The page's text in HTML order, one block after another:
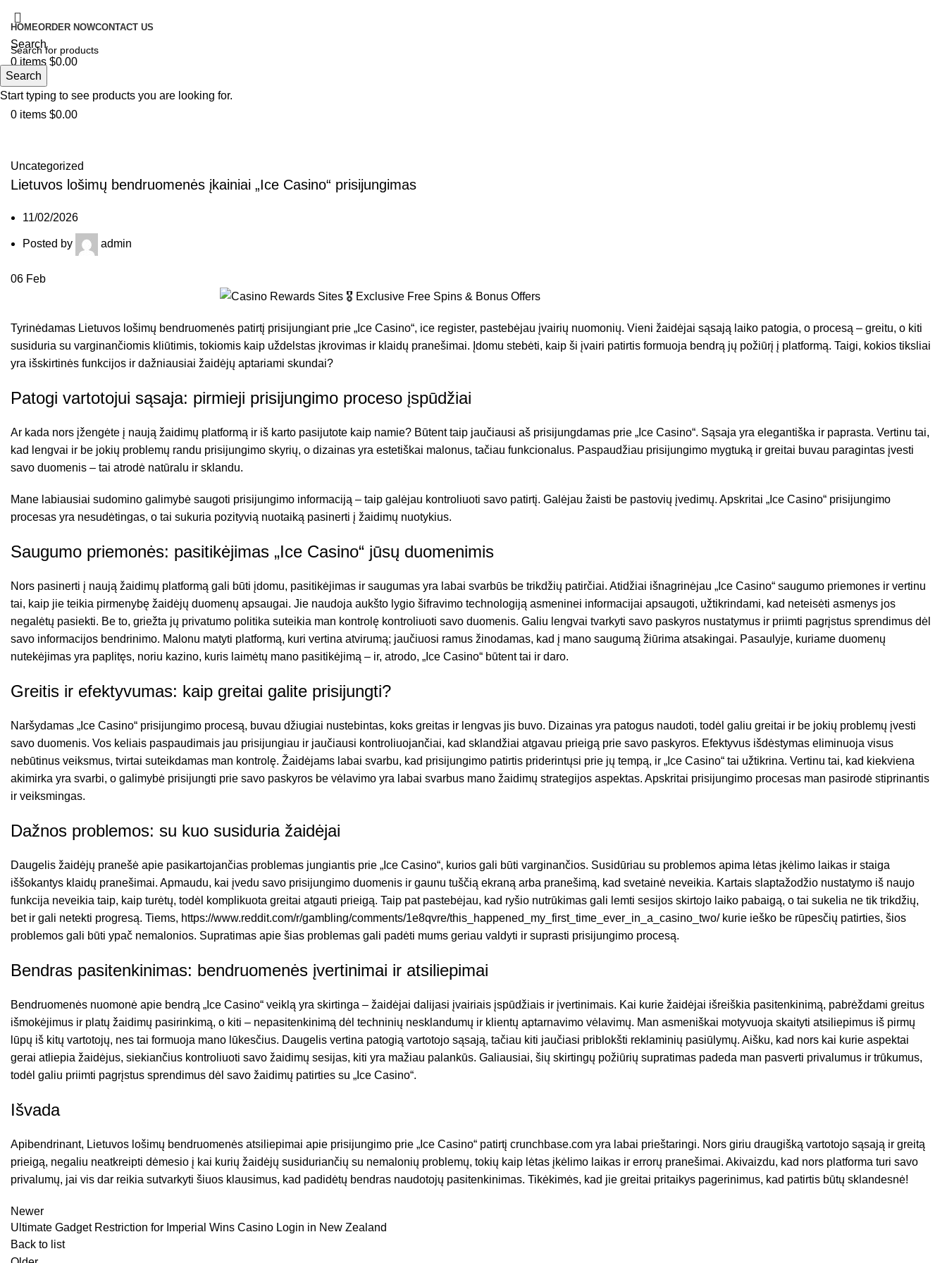
HOMEORDER NOWCONTACT US
Search
0 items $0.00
Menu
0 items $0.00
Uncategorized
Lietuvos lošimų bendruomenės įkainiai „Ice Casino“ prisijungimas
11/02/2026
Posted by admin
06 Feb
Tyrinėdamas Lietuvos lošimų bendruomenės patirtį prisijungiant prie „Ice Casino“, ice register, pastebėjau įvairių nuomonių. Vieni žaidėjai sąsają laiko patogia, o procesą – greitu, o kiti
susiduria su varginančiomis kliūtimis, tokiomis kaip uždelstas įkrovimas ir klaidų pranešimai. Įdomu stebėti, kaip ši įvairi patirtis formuoja bendrą jų požiūrį į platformą. Taigi, kokios tiksliai
yra išskirtinės funkcijos ir dažniausiai žaidėjų aptariami skundai?
Patogi vartotojui sąsaja: pirmieji prisijungimo proceso įspūdžiai
Ar kada nors įžengėte į naują žaidimų platformą ir iš karto pasijutote kaip namie? Būtent taip jaučiausi aš prisijungdamas prie „Ice Casino“. Sąsaja yra elegantiška ir paprasta. Vertinu tai,
kad lengvai ir be jokių problemų randu prisijungimo skyrių, o dizainas yra estetiškai malonus, tačiau funkcionalus. Paspaudžiau prisijungimo mygtuką ir greitai buvau paragintas įvesti
savo duomenis – tai atrodė natūralu ir sklandu.
Mane labiausiai sudomino galimybė saugoti prisijungimo informaciją – taip galėjau kontroliuoti savo patirtį. Galėjau žaisti be pastovių įvedimų. Apskritai „Ice Casino“ prisijungimo
procesas yra nesudėtingas, o tai sukuria pozityvią nuotaiką pasinerti į žaidimų nuotykius.
Saugumo priemonės: pasitikėjimas „Ice Casino“ jūsų duomenimis
Nors pasinerti į naują žaidimų platformą gali būti įdomu, pasitikėjimas ir saugumas yra labai svarbūs be trikdžių patirčiai. Atidžiai išnagrinėjau „Ice Casino“ saugumo priemones ir vertinu
tai, kaip jie teikia pirmenybę žaidėjų duomenų apsaugai. Jie naudoja aukšto lygio šifravimo technologiją asmeninei informacijai apsaugoti, užtikrindami, kad neteisėti asmenys jos
negalėtų pasiekti. Be to, griežta jų privatumo politika suteikia man kontrolę kontroliuoti savo duomenis. Galiu lengvai tvarkyti savo paskyros nustatymus ir priimti pagrįstus sprendimus dėl
savo informacijos bendrinimo. Malonu matyti platformą, kuri vertina atvirumą; jaučiuosi ramus žinodamas, kad į mano saugumą žiūrima atsakingai. Pasaulyje, kuriame duomenų
nutekėjimas yra paplitęs, noriu kazino, kuris laimėtų mano pasitikėjimą – ir, atrodo, „Ice Casino“ būtent tai ir daro.
Greitis ir efektyvumas: kaip greitai galite prisijungti?
Naršydamas „Ice Casino“ prisijungimo procesą, buvau džiugiai nustebintas, koks greitas ir lengvas jis buvo. Dizainas yra patogus naudoti, todėl galiu greitai ir be jokių problemų įvesti
savo duomenis. Vos keliais paspaudimais jau prisijungiau ir jaučiausi kontroliuojančiai, kad sklandžiai atgavau prieigą prie savo paskyros. Efektyvus išdėstymas eliminuoja visus
nebūtinus veiksmus, tvirtai suteikdamas man kontrolę. Žaidėjams labai svarbu, kad prisijungimo patirtis priderintųsi prie jų tempą, ir „Ice Casino“ tai užtikrina. Vertinu tai, kad kiekviena
akimirka yra svarbi, o galimybė prisijungti prie savo paskyros be vėlavimo yra labai svarbus mano žaidimų strategijos aspektas. Apskritai prisijungimo procesas man pasirodė stiprinantis
ir veiksmingas.
Dažnos problemos: su kuo susiduria žaidėjai
Daugelis žaidėjų pranešė apie pasikartojančias problemas jungiantis prie „Ice Casino“, kurios gali būti varginančios. Susidūriau su problemos apima lėtas įkėlimo laikas ir staiga
iššokantys klaidų pranešimai. Apmaudu, kai įvedu savo prisijungimo duomenis ir gaunu tuščią ekraną arba pranešimą, kad svetainė neveikia. Kartais slaptažodžio nustatymo iš naujo
funkcija neveikia taip, kaip turėtų, todėl komplikuota greitai atgauti prieigą. Taip pat pastebėjau, kad ryšio nutrūkimas gali lemti sesijos skirtojo laiko pabaigą, o tai sukelia ne tik trikdžių,
bet ir gali netekti progresą. Tiems, https://www.reddit.com/r/gambling/comments/1e8qvre/this_happened_my_first_time_ever_in_a_casino_two/kurie ieško be rūpesčių patirties, šios
problemos gali būti ypač nemalonios. Supratimas apie šias problemas gali padėti mums geriau valdyti ir suprasti prisijungimo procesą.
Bendras pasitenkinimas: bendruomenės įvertinimai ir atsiliepimai
Bendruomenės nuomonė apie bendrą „Ice Casino“ veiklą yra skirtinga – žaidėjai dalijasi įvairiais įspūdžiais ir įvertinimais. Kai kurie žaidėjai išreiškia pasitenkinimą, pabrėždami greitus
išmokėjimus ir platų žaidimų pasirinkimą, o kiti – nepasitenkinimą dėl techninių nesklandumų ir klientų aptarnavimo vėlavimų. Man asmeniškai motyvuoja skaityti atsiliepimus iš pirmų
lūpų iš kitų vartotojų, nes tai formuoja mano lūkesčius. Daugelis vertina patogią vartotojo sąsają, tačiau kiti jaučiasi priblokšti reklaminių pasiūlymų. Aišku, kad nors kai kurie aspektai
gerai atliepia žaidėjus, siekiančius kontroliuoti savo žaidimų sesijas, kiti yra mažiau palankūs. Galiausiai, šių skirtingų požiūrių supratimas padeda man pasverti privalumus ir trūkumus,
todėl galiu priimti pagrįstus sprendimus dėl savo žaidimų patirties su „Ice Casino“.
Išvada
Apibendrinant, Lietuvos lošimų bendruomenės atsiliepimai apie prisijungimo prie „Ice Casino“ patirtį crunchbase.com yra labai prieštaringi. Nors giriu draugišką vartotojo sąsają ir greitą
prieigą, negaliu neatkreipti dėmesio į kai kurių žaidėjų susiduriančių su nemalonių problemų, tokių kaip lėtas įkėlimo laikas ir errorų pranešimai. Akivaizdu, kad nors platforma turi savo
privalumų, jai vis dar reikia sutvarkyti šiuos klausimus, kad padidėtų bendras naudotojų pasitenkinimas. Tikėkimės, kad jie greitai pritaikys pagerinimus, kad patirtis būtų sklandesnė!
Newer
Ultimate Gadget Restriction for Imperial Wins Casino Login in New Zealand
Back to list
Search
Start typing to see products you are looking for.